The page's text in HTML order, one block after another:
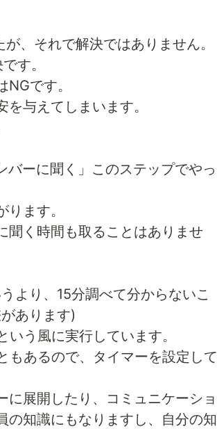
、それで解決ではありません。
す。
です。
与えてしまいます。
バーに聞く」このステップでやっ
ます。
聞く時間も取ることはありませ
より、15分調べて分からないこ
あります)
う風に実行しています。
もあるので、タイマーを設定して
展開したり、コミュニケーショ
の知識にもなりますし、自分の知